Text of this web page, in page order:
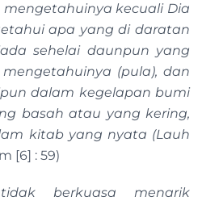
kecuali Dia
apa yang di daratan
sehelai daunpun yang
(pula), dan
dalam kegelapan bumi
basah atau yang kering,
kitab yang nyata (Lauh
[6] : 59)
berkuasa menarik